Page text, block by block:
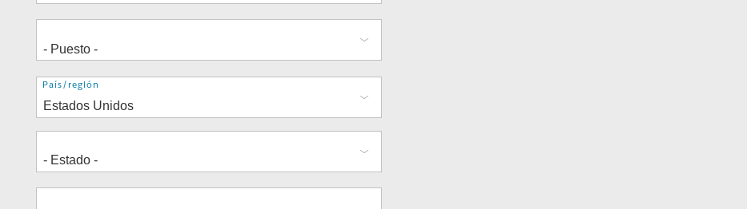
Dirección
País/región